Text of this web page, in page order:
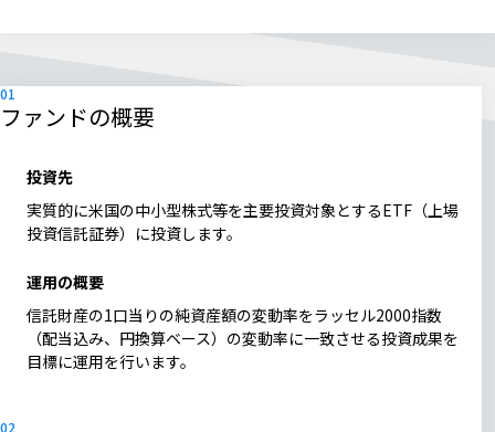
ファンドの概要
投資先
実質的に米国の中小型株式等を主要投資対象とするETF（上場
投資信託証券）に投資します。
運用の概要
信託財産の1口当りの純資産額の変動率をラッセル2000指数
（配当込み、円換算ベース）の変動率に一致させる投資成果を
目標に運用を行います。